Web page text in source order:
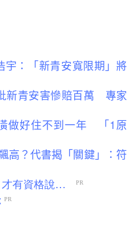
宇：「新青安寬限期」將
新青安害慘賠百萬 專家
做好住不到一年 「1原
高？代書揭「關鍵」：符